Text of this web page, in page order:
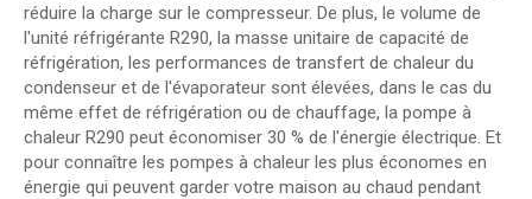
réduire la charge sur le compresseur. De plus, le volume de
l'unité réfrigérante R290, la masse unitaire de capacité de
réfrigération, les performances de transfert de chaleur du
condenseur et de l'évaporateur sont élevées, dans le cas du
même effet de réfrigération ou de chauffage, la pompe à
chaleur R290 peut économiser 30 % de l'énergie électrique. Et
pour connaître les pompes à chaleur les plus économes en
énergie qui peuvent garder votre maison au chaud pendant